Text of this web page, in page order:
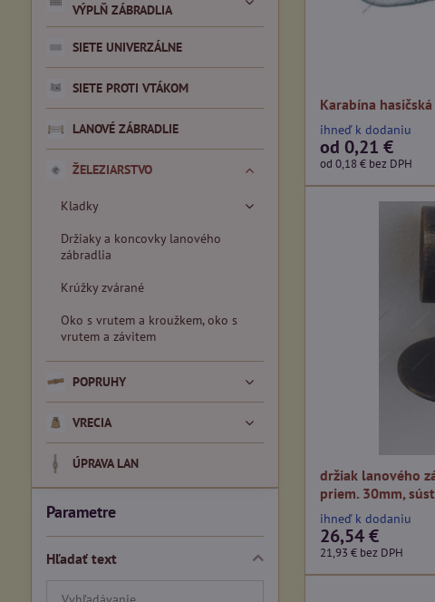
Karabína
ihneď k dodaniu
od 0,21 €
od 0,18 € bez DPH
držiak lanového
priem. 30mm,
ihneď k dodaniu
26,54 €
21,93 € bez DPH
Parametre
Hľadať text
Prehľadať
VÝPLŇ ZÁBRADLIA
SIETE UNIVERZÁLNE
SIETE PROTI VTÁKOM
LANOVÉ ZÁBRADLIE
ŽELEZIARSTVO
Kladky
Držiaky a koncovky lanového
zábradlia
Krúžky zvárané
Oko s vrutem a kroužkem, oko s
vrutem a závitem
POPRUHY
VRECIA
ÚPRAVA LAN